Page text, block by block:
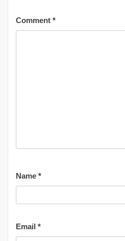
Comment *
Name *
Email *